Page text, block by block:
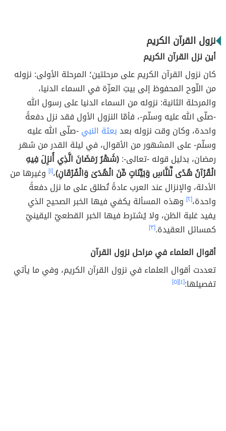
نزول القرآن الكريم
أين نزل القرآن الكريم
كان نزول القرآن الكريم على مرحلتين؛ المرحلة الأولى: نزوله
من اللّوح المحفوظ إلى بيتِ العزّة في السماء الدنيا،
والمرحلة الثانية: نزوله من السماء الدنيا على رسول الله
-صلّى الله عليه وسلّم-، فأمّا النزول الأول فقد نزل دفعةً
واحدة، وكان وقت نزوله بعدبعثة النبي-صلّى الله عليه
وسلّم- على المشهور من الأقوال، في ليلة القدر من شهر
رمضان، بدليل قوله -تعالى-:(شَهْرُ رَمَضَانَ الَّذِي أُنزِلَ فِيهِ
الْقُرْآنُ هُدًى لِّلنَّاسِ وَبَيِّنَاتٍ مِّنَ الْهُدَىٰ وَالْفُرْقَانِ)،[١] وغيرها من
الأدلة، والإنزال عند العرب عادةً تُطلق على ما نزل دفعةً
واحدة،[٢]
وهذه المسألة يكفي فيها الخبر الصحيح الذي
يفيد غلبة الظن، ولا يُشترط فيها الخبر القطعيّ اليقينيّ
كمسائل العقيدة.[٣]
أقوال العلماء في مراحل نزول القرآن
تعددت أقوال العلماء في نزول القرآن الكريم، وفي ما يأتي
تفصيلها:[٤] [٥]